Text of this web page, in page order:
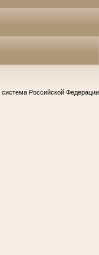
система Российской